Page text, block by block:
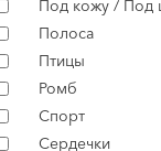
Под кожу / Под
Полоса
Птицы
Ромб
Спорт
Сердечки